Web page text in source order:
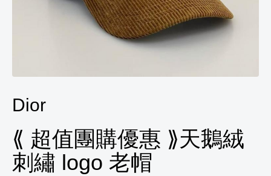
Dior
⟪ 超值團購優惠 ⟫天鵝絨
刺繡 logo 老帽